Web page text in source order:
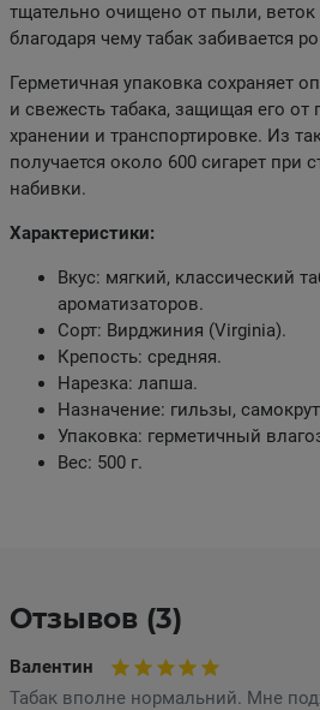
тщательно очищено от пыли, веток
благодаря чему табак забивается
Герметичная упаковка сохраняет
и свежесть табака, защищая его от
хранении и транспортировке. Из
получается около 600 сигарет при
набивки.
Характеристики:
Вкус: мягкий, классический
ароматизаторов.
Сорт: Вирджиния (Virginia).
Крепость: средняя.
Нарезка: лапша.
Назначение: гильзы,
Упаковка: герметичный
Вес: 500 г.
Отзывов (3)
Валентин
Табак вполне нормальний. Мне